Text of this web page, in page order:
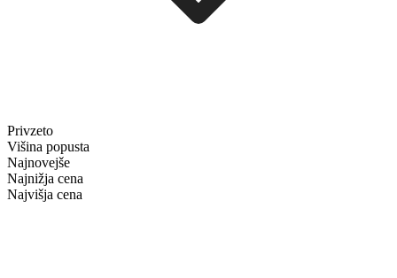
Privzeto
Višina popusta
Najnovejše
Najnižja cena
Najvišja cena